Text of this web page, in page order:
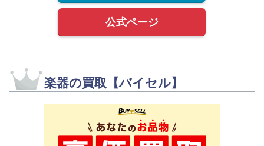
公式ページ
楽器の買取【バイセル】